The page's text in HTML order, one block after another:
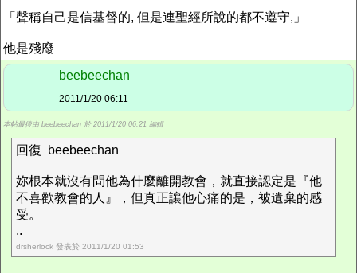
「聲稱自己是信基督的, 但是連聖經所說的都不遵守,」
他是殘廢
beebeechan
2011/1/20 06:11
本帖最後由 beebeechan 於 2011/1/20 06:21 編輯
回復 beebeechan
妳根本就沒有問他為什麼離開教會，就直接認定是『他
不喜歡教會的人』，但真正讓他心痛的是，被遺棄的感
受。
..
drsherlock 發表於 2011/1/20 01:53